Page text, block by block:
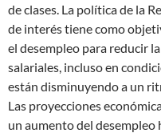
de clases. La política de la
de interés tiene como
el desempleo para reducir
salariales, incluso en
están disminuyendo a un
Las proyecciones
un aumento del desempleo